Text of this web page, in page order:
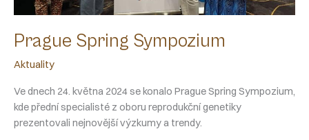
Prague Spring Sympozium
Aktuality
Ve dnech 24. května 2024 se konalo Prague Spring Sympozium,
kde přední specialisté z oboru reprodukční genetiky
prezentovali nejnovější výzkumy a trendy.